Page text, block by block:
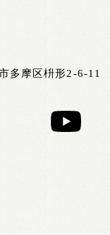
多摩区枡形2-6-11